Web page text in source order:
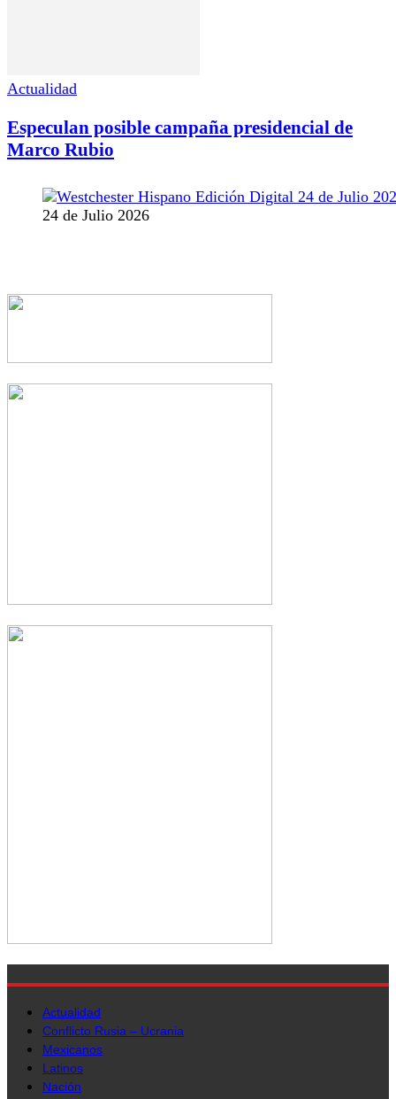
Actualidad
Especulan posible campaña presidencial de
Marco Rubio
24 de Julio 2026
Actualidad
Conflicto Rusia – Ucrania
Mexicanos
Latinos
Nación